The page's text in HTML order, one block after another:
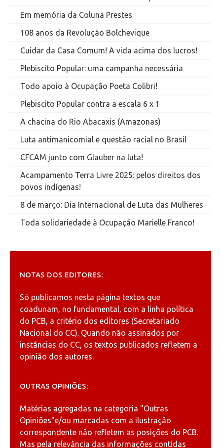
Em memória da Coluna Prestes
108 anos da Revolução Bolchevique
Cuidar da Casa Comum! A vida acima dos lucros!
Plebiscito Popular: uma campanha necessária
Todo apoio à Ocupação Poeta Colibri!
Plebiscito Popular contra a escala 6 x 1
A chacina do Rio Abacaxis (Amazonas)
Luta antimanicomial e questão racial no Brasil
CFCAM junto com Glauber na luta!
Acampamento Terra Livre 2025: pelos direitos dos
povos indígenas!
8 de março: Dia Internacional de Luta das Mulheres
Toda solidariedade à Ocupação Marielle Franco!
NOTAS DOS EDITORES:
Só publicamos nesta página textos que
coadunam, no fundamental, com a linha política
do PCB, a critério dos editores (Secretariado
Nacional do CC). Quando não assinados por
instâncias do CC, os textos publicados refletem a
opinião dos autores.
OUTRAS OPINIÕES:
Matérias agregadas na categoria "Outras
Opiniões"e/ou marcadas com a ilustração
correspondente não refletem as posições do PCB.
Mas pela relevância das informações contidas